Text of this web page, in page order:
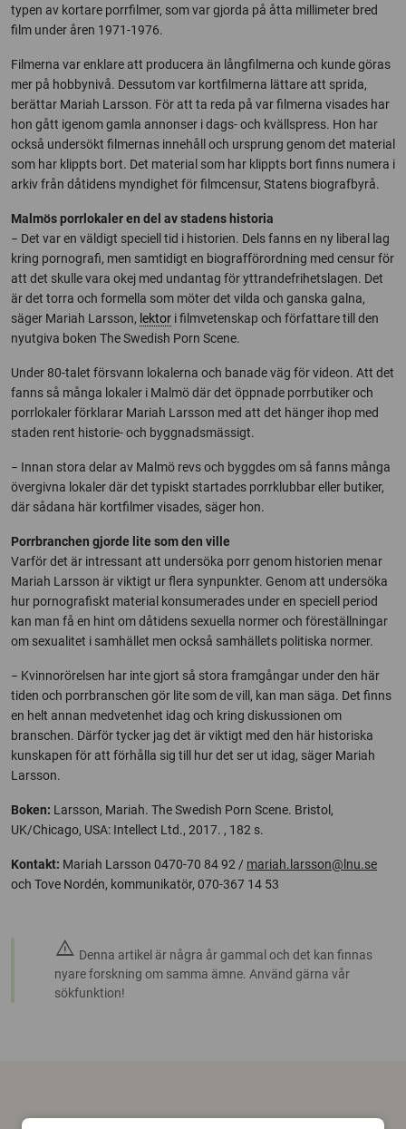
typen av kortare porrfilmer, som var gjorda på åtta millimeter bred
film under åren 1971-1976.
Filmerna var enklare att producera än långfilmerna och kunde göras
mer på hobbynivå. Dessutom var kortfilmerna lättare att sprida,
berättar Mariah Larsson. För att ta reda på var filmerna visades har
hon gått igenom gamla annonser i dags- och kvällspress. Hon har
också undersökt filmernas innehåll och ursprung genom det material
som har klippts bort. Det material som har klippts bort finns numera i
arkiv från dåtidens myndighet för filmcensur, Statens biografbyrå.
Malmös porrlokaler en del av stadens historia
− Det var en väldigt speciell tid i historien. Dels fanns en ny liberal lag
kring pornografi, men samtidigt en biografförordning med censur för
att det skulle vara okej med undantag för yttrandefrihetslagen. Det
är det torra och formella som möter det vilda och ganska galna,
säger Mariah Larsson, lektor i filmvetenskap och författare till den
nyutgiva boken The Swedish Porn Scene.
Under 80-talet försvann lokalerna och banade väg för videon. Att det
fanns så många lokaler i Malmö där det öppnade porrbutiker och
porrlokaler förklarar Mariah Larsson med att det hänger ihop med
staden rent historie- och byggnadsmässigt.
− Innan stora delar av Malmö revs och byggdes om så fanns många
övergivna lokaler där det typiskt startades porrklubbar eller butiker,
där sådana här kortfilmer visades, säger hon.
Porrbranchen gjorde lite som den ville
Varför det är intressant att undersöka porr genom historien menar
Mariah Larsson är viktigt ur flera synpunkter. Genom att undersöka
hur pornografiskt material konsumerades under en speciell period
kan man få en hint om dåtidens sexuella normer och föreställningar
om sexualitet i samhället men också samhällets politiska normer.
− Kvinnorörelsen har inte gjort så stora framgångar under den här
tiden och porrbranschen gör lite som de vill, kan man säga. Det finns
en helt annan medvetenhet idag och kring diskussionen om
branschen. Därför tycker jag det är viktigt med den här historiska
kunskapen för att förhålla sig till hur det ser ut idag, säger Mariah
Larsson.
Boken: Larsson, Mariah. The Swedish Porn Scene. Bristol,
UK/Chicago, USA: Intellect Ltd., 2017. , 182 s.
Kontakt: Mariah Larsson 0470-70 84 92 / mariah.larsson@lnu.se
och Tove Nordén, kommunikatör, 070-367 14 53
warning Denna artikel är några år gammal och det kan finnas
nyare forskning om samma ämne. Använd gärna vår
sökfunktion!